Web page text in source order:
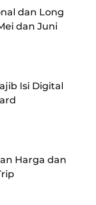
dan Long
dan Juni
Isi Digital
Harga dan